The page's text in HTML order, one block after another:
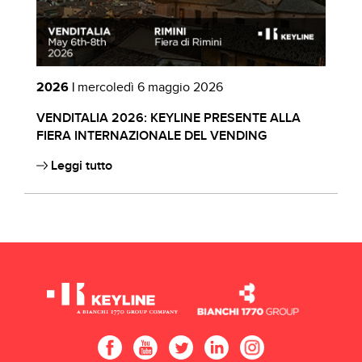
2026 | mercoledì 6 maggio 2026
VENDITALIA 2026: KEYLINE PRESENTE ALLA
FIERA INTERNAZIONALE DEL VENDING
Leggi tutto